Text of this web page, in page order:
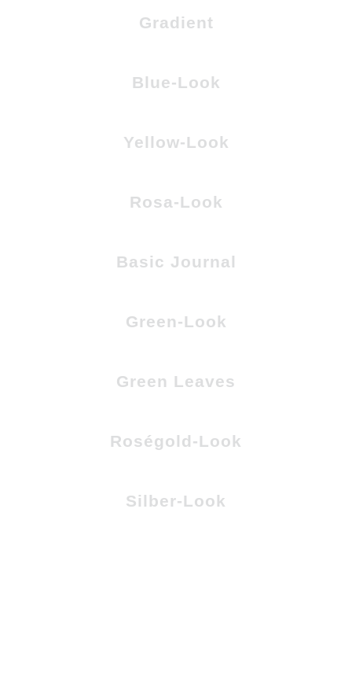
Gradient
Blue-Look
Yellow-Look
Rosa-Look
Basic Journal
Green-Look
Green Leaves
Roségold-Look
Silber-Look